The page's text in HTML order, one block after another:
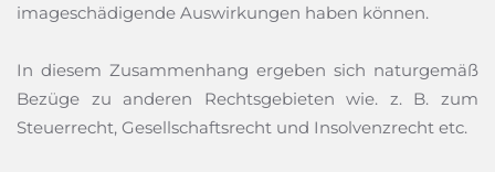
imageschädigende Auswirkungen haben können.
In diesem Zusammenhang ergeben sich naturgemäß
Bezüge zu anderen Rechtsgebieten wie. z. B. zum
Steuerrecht, Gesellschaftsrecht und Insolvenzrecht etc.